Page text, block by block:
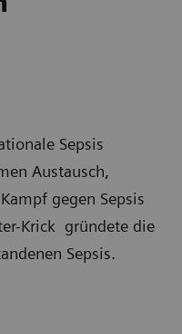
Sepsis
Austausch,
gegen Sepsis
Krick gründete die
Sepsis.